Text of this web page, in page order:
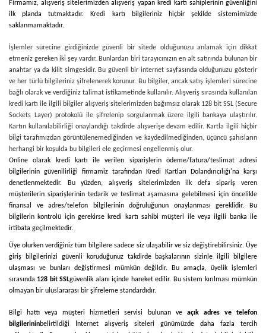
Firmamız, alışveriş sitelerimizden alışveriş yapan kredi kartı sahiplerinin güvenliğini
ilk planda tutmaktadır. Kredi kartı bilgileriniz hiçbir şekilde sistemimizde
saklanmamaktadır.
İşlemler sürecine girdiğinizde güvenli bir sitede olduğunuzu anlamak için dikkat
etmeniz gereken iki şey vardır. Bunlardan biri tarayıcınızın en alt satırında bulunan bir
anahtar ya da kilit simgesidir. Bu güvenli bir internet sayfasında olduğunuzu gösterir
ve her türlü bilgileriniz şifrelenerek korunur. Bu bilgiler, ancak satış işlemleri sürecine
bağlı olarak ve verdiğiniz talimat istikametinde kullanılır. Alışveriş sırasında kullanılan
kredi kartı ile ilgili bilgiler alışveriş sitelerimizden bağımsız olarak 128 bit SSL (Secure
Sockets Layer) protokolü ile şifrelenip sorgulanmak üzere ilgili bankaya ulaştırılır.
Kartın kullanılabilirliği onaylandığı takdirde alışverişe devam edilir. Kartla ilgili hiçbir
bilgi tarafımızdan görüntülenemediğinden ve kaydedilmediğinden, üçüncü şahısların
herhangi bir koşulda bu bilgileri ele geçirmesi engellenmiş olur.
Online olarak kredi kartı ile verilen siparişlerin ödeme/fatura/teslimat adresi
bilgilerinin güvenilirliği firmamiz tarafından Kredi Kartları Dolandırıcılığı'na karşı
denetlenmektedir. Bu yüzden, alışveriş sitelerimizden ilk defa sipariş veren
müşterilerin siparişlerinin tedarik ve teslimat aşamasına gelebilmesi için öncelikle
finansal ve adres/telefon bilgilerinin doğruluğunun onaylanması gereklidir. Bu
bilgilerin kontrolü için gerekirse kredi kartı sahibi müşteri ile veya ilgili banka ile
irtibata geçilmektedir.
Üye olurken verdiğiniz tüm bilgilere sadece siz ulaşabilir ve siz değiştirebilirsiniz. Üye
giriş bilgilerinizi güvenli koruduğunuz takdirde başkalarının sizinle ilgili bilgilere
ulaşması ve bunları değiştirmesi mümkün değildir. Bu amaçla, üyelik işlemleri
sırasında 128 bit SSLgüvenlik alanı içinde hareket edilir. Bu sistem kırılması mümkün
olmayan bir uluslararası bir şifreleme standardıdır.
Bilgi hattı veya müşteri hizmetleri servisi bulunan ve açık adres ve telefon
bilgilerininbelirtildiği İnternet alışveriş siteleri günümüzde daha fazla tercih